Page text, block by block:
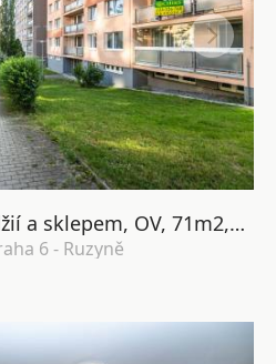
Prodej bytu 3+1 s lodžií a sklepem, OV, 71m2,ul. Ciolkovského 861/14, Praha 6 - Ruzyně
6 - Ruzyně